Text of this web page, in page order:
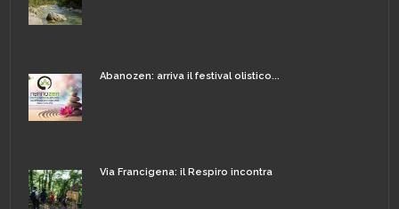
Abanozen: arriva il festival olistico...
Via Francigena: il Respiro incontra